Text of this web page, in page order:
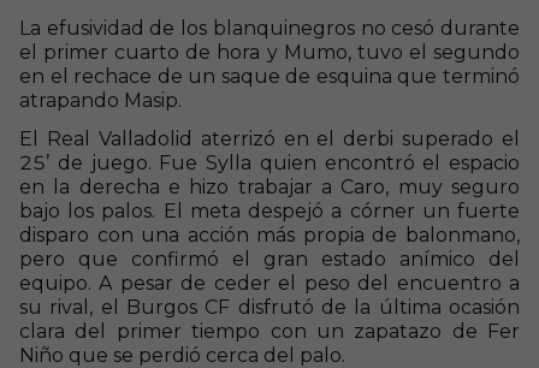
La efusividad de los blanquinegros no cesó durante
el primer cuarto de hora y Mumo, tuvo el segundo
en el rechace de un saque de esquina que terminó
atrapando Masip.
El Real Valladolid aterrizó en el derbi superado el
25’ de juego. Fue Sylla quien encontró el espacio
en la derecha e hizo trabajar a Caro, muy seguro
bajo los palos. El meta despejó a córner un fuerte
disparo con una acción más propia de balonmano,
pero que confirmó el gran estado anímico del
equipo. A pesar de ceder el peso del encuentro a
su rival, el Burgos CF disfrutó de la última ocasión
clara del primer tiempo con un zapatazo de Fer
Niño que se perdió cerca del palo.